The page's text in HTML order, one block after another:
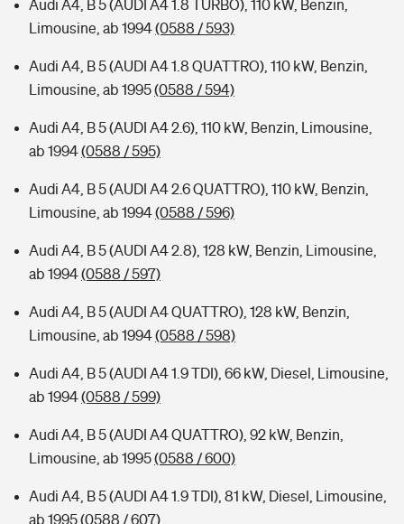
Kinderunfall-Check: Mehr Sicherheit für deine Kids
Typklassen: So ist Ihr Auto eingestuft
Sie haben Fragen?
Audi A4, B 5 (AUDI A4 1.8 TURBO), 110 kW, Benzin,
Limousine, ab 1994(0588 / 593)
Audi A4, B 5 (AUDI A4 1.8 QUATTRO), 110 kW, Benzin,
Limousine, ab 1995(0588 / 594)
Audi A4, B 5 (AUDI A4 2.6), 110 kW, Benzin, Limousine,
ab 1994(0588 / 595)
Audi A4, B 5 (AUDI A4 2.6 QUATTRO), 110 kW, Benzin,
Limousine, ab 1994(0588 / 596)
Audi A4, B 5 (AUDI A4 2.8), 128 kW, Benzin, Limousine,
ab 1994(0588 / 597)
Audi A4, B 5 (AUDI A4 QUATTRO), 128 kW, Benzin,
Limousine, ab 1994(0588 / 598)
Audi A4, B 5 (AUDI A4 1.9 TDI), 66 kW, Diesel, Limousine,
ab 1994(0588 / 599)
Audi A4, B 5 (AUDI A4 QUATTRO), 92 kW, Benzin,
Limousine, ab 1995(0588 / 600)
Audi A4, B 5 (AUDI A4 1.9 TDI), 81 kW, Diesel, Limousine,
ab 1995(0588 / 607)